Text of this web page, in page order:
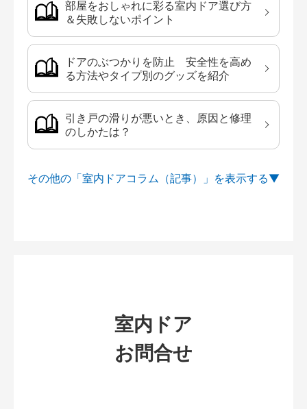
部屋をおしゃれに彩る室内ドア選び方
＆失敗しないポイント
ドアのぶつかりを防止 安全性を高め
る方法やタイプ別のグッズを紹介
引き戸の滑りが悪いとき、原因と修理
のしかたは？
その他の「室内ドアコラム（記事）」を
室内ドア
お問合せ